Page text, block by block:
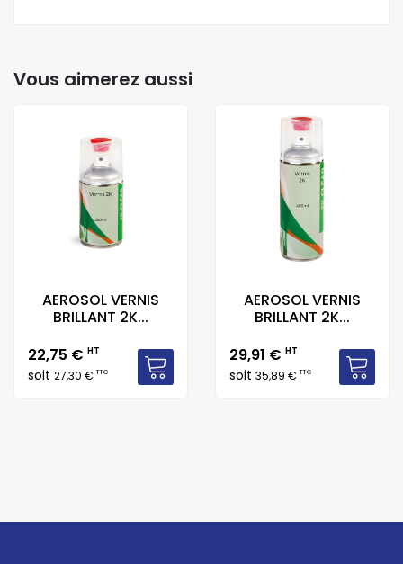
Vous aimerez aussi
AEROSOL VERNIS
BRILLANT 2K...
Prix
22,75 € HT
soit 27,30 €TTC
AEROSOL VERNIS
BRILLANT 2K...
Prix
29,91 € HT
soit 35,89 €TTC